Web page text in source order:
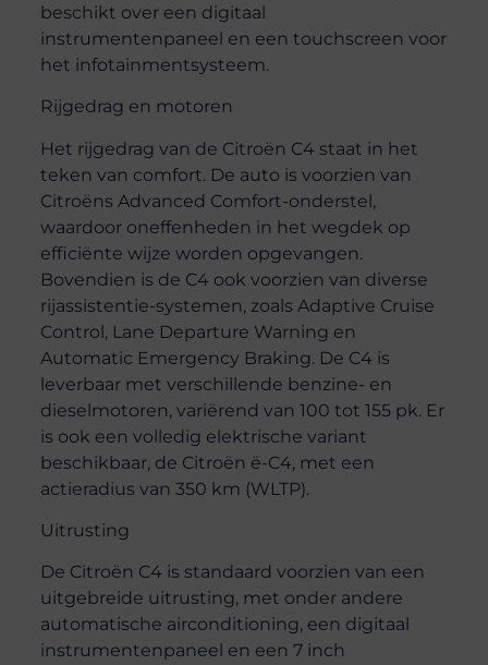
beschikt over een digitaal
instrumentenpaneel en een touchscreen voor
het infotainmentsysteem.
Rijgedrag en motoren
Het rijgedrag van de Citroën C4 staat in het
teken van comfort. De auto is voorzien van
Citroëns Advanced Comfort-onderstel,
waardoor oneffenheden in het wegdek op
efficiënte wijze worden opgevangen.
Bovendien is de C4 ook voorzien van diverse
rijassistentie-systemen, zoals Adaptive Cruise
Control, Lane Departure Warning en
Automatic Emergency Braking. De C4 is
leverbaar met verschillende benzine- en
dieselmotoren, variërend van 100 tot 155 pk. Er
is ook een volledig elektrische variant
beschikbaar, de Citroën ë-C4, met een
actieradius van 350 km (WLTP).
Uitrusting
De Citroën C4 is standaard voorzien van een
uitgebreide uitrusting, met onder andere
automatische airconditioning, een digitaal
instrumentenpaneel en een 7 inch